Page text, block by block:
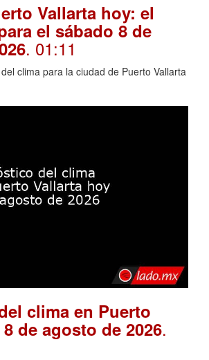
Vallarta hoy: el
el sábado 8 de
. 01:11
clima para la ciudad de Puerto Vallarta
clima en Puerto
de agosto de 2026.